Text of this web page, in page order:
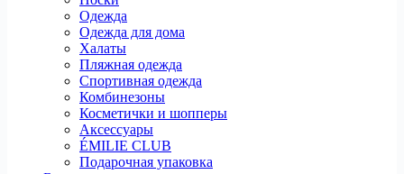
Одежда
Одежда для дома
Халаты
Пляжная одежда
Спортивная одежда
Комбинезоны
Косметички и шопперы
Аксессуары
ÉMILIE CLUB
Подарочная упаковка